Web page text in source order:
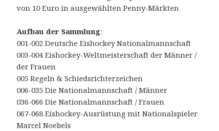
von 10 Euro in ausgewählten Penny-Märkten
Aufbau der Sammlung:
001-002 Deutsche Eishockey Nationalmannschaft
003-004 Eishockey-Weltmeisterschaft der Männer /
der Frauen
005 Regeln & Schiedsrichterzeichen
006-035 Die Nationalmannschaft / Männer
036-066 Die Nationalmannschaft / Frauen
067-068 Eishockey-Ausrüstung mit Nationalspieler
Marcel Noebels